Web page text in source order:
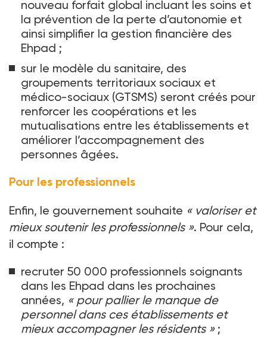
nouveau forfait global incluant les soins et
la prévention de la perte d’autonomie et
ainsi simplifier la gestion financière des
Ehpad ;
sur le modèle du sanitaire, des
groupements territoriaux sociaux et
médico-sociaux (GTSMS) seront créés pour
renforcer les coopérations et les
mutualisations entre les établissements et
améliorer l’accompagnement des
personnes âgées.
Pour les professionnels
Enfin, le gouvernement souhaite « valoriser et
mieux soutenir les professionnels ». Pour cela,
il compte :
recruter 50 000 professionnels soignants
dans les Ehpad dans les prochaines
années, « pour pallier le manque de
personnel dans ces établissements et
mieux accompagner les résidents » ;